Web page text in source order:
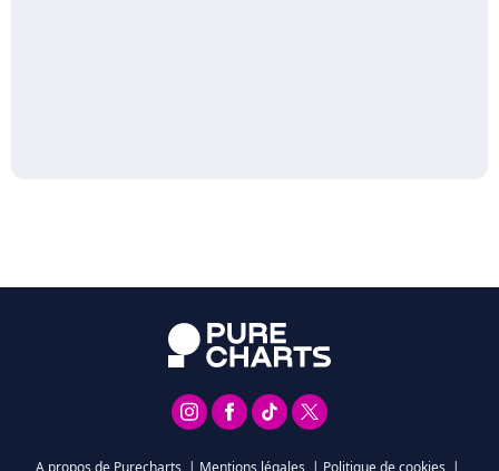
A propos de Purecharts | Mentions légales | Politique de cookies |